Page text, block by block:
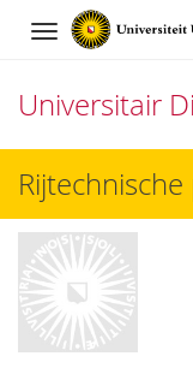
Navigation
Universitair
Direct
naar
inhoud